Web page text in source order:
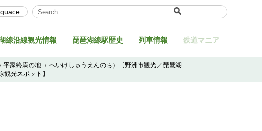
線沿線観光情報 琵琶湖線駅歴史 列車情報 鉄道マニア
平家終焉の地（ へいけしゅうえんのち）【野洲市観光／琵琶湖
観光スポット】